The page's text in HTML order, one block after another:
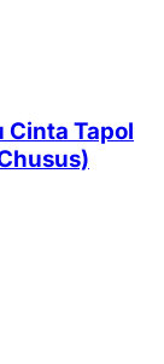
Cinta Tapol